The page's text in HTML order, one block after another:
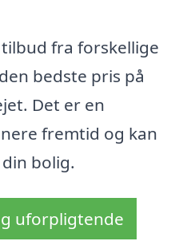
fra forskellige
bedste pris på
Det er en
fremtid og kan
bolig.
uforpligtende